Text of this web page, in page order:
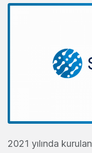
2021 yılında kurulan